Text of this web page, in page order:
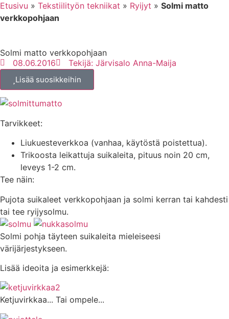
Etusivu » Tekstiilityön tekniikat » Ryijyt » Solmi matto
verkkopohjaan
Solmi matto verkkopohjaan
08.06.2016
Tekijä: Järvisalo Anna-Maija
Lisää suosikkeihin
Tarvikkeet:
Liukuesteverkkoa (vanhaa, käytöstä poistettua).
Trikoosta leikattuja suikaleita, pituus noin 20 cm,
leveys 1-2 cm.
Tee näin:
Pujota suikaleet verkkopohjaan ja solmi kerran tai kahdesti
tai tee ryijysolmu.
Solmi pohja täyteen suikaleita mieleiseesi
värijärjestykseen.
Lisää ideoita ja esimerkkejä:
Ketjuvirkkaa... Tai ompele...